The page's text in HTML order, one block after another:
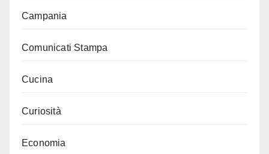
Campania
Comunicati Stampa
Cucina
Curiosità
Economia